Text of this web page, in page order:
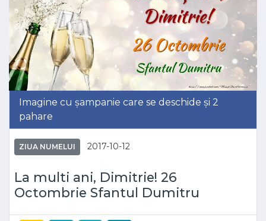
Imagine cu șampanie care se deschide și 2
pahare
ZIUA NUMELUI 2017-10-12
La multi ani, Dimitrie! 26
Octombrie Sfantul Dumitru